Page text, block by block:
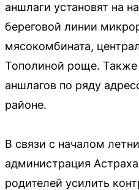
аншлаги установят на
береговой линии
мясокомбината,
Тополиной роще.
аншлагов по ряду
районе.
В связи с началом
администрация
родителей усилить